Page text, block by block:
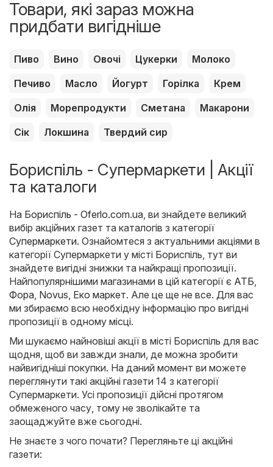
Товари, які зараз можна
придбати вигідніше
Пиво Вино Овочі Цукерки
Молоко
Печиво
Масло Йогурт Горілка
Крем
Олія
Морепродукти Сметана
Макарони
Сік
Локшина Твердий сир
Бориспіль - Супермаркети | Акції
та каталоги
На Бориспіль - Oferlo.com.ua, ви знайдете великий
вибір акційних газет та каталогів з категорії
Супермаркети. Ознайомтеся з актуальними акціями в
категорії Супермаркети у місті Бориспіль, тут ви
знайдете вигідні знижки та найкращі пропозиції.
Найпопулярнішими магазинами в цій категорії є АТБ,
Фора, Novus, Еко маркет. Але це ще не все. Для вас
ми збираємо всю необхідну інформацію про вигідні
пропозиції в одному місці.
Ми шукаємо найновіші акції в місті Бориспіль для вас
щодня, щоб ви завжди знали, де можна зробити
найвигідніші покупки. На даний момент ви можете
переглянути такі акційні газети 14 з категорії
Супермаркети. Усі пропозиції дійсні протягом
обмеженого часу, тому не зволікайте та
заощаджуйте вже сьогодні.
Не знаєте з чого почати? Перегляньте ці акційні
газети: